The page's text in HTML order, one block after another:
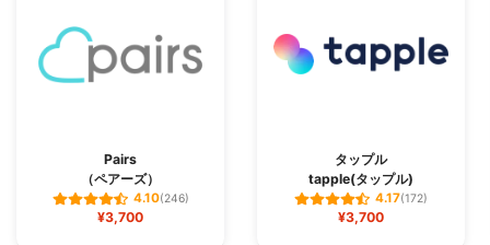
Pairs
（ペアーズ）
4.10(246)
¥3,700
タップル
tapple(タップル)
4.17(172)
¥3,700